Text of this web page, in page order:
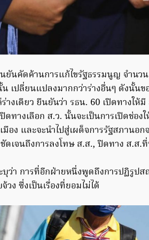
นคัดค้านการแก้ไขรัฐธรรมนูญ จำนวน
น เปลี่ยนแปลงมากกว่าร่างอื่นๆ ดังนั้น
ร่างเดียว ยืนยันว่า รธน. 60 เปิดทางใ
ดทางเลือก ส.ว. นั้นจะเป็นการเปิดช่อง
อง และจะนำไปสู่เผด็จการรัฐสภานอ
ดเจนถึงการลงโทษ ส.ส., ปิดทาง ส.ส
บุว่า การที่อีกฝ่ายหนึ่งพูดถึงการปฏิรู
วง ซึ่งเป็นเรื่องที่ยอมไม่ได้